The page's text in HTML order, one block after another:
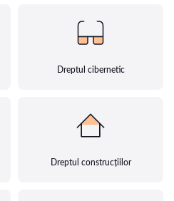
Dreptul cibernetic
Dreptul construcțiilor